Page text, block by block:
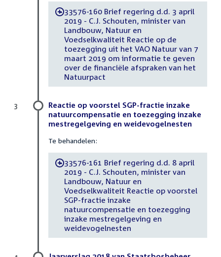
-33576-160 Brief regering d.d. 3 april
2019 - C.J. Schouten, minister van
Landbouw, Natuur en
Voedselkwaliteit Reactie op de
toezegging uit het VAO Natuur van 7
maart 2019 om informatie te geven
over de financiële afspraken van het
Natuurpact
Reactie op voorstel SGP-fractie inzake
natuurcompensatie en toezegging inzake
mestregelgeving en weidevogelnesten
Te behandelen:
-33576-161 Brief regering d.d. 8 april
2019 - C.J. Schouten, minister van
Landbouw, Natuur en
Voedselkwaliteit Reactie op voorstel
SGP-fractie inzake
natuurcompensatie en toezegging
inzake mestregelgeving en
weidevogelnesten
3